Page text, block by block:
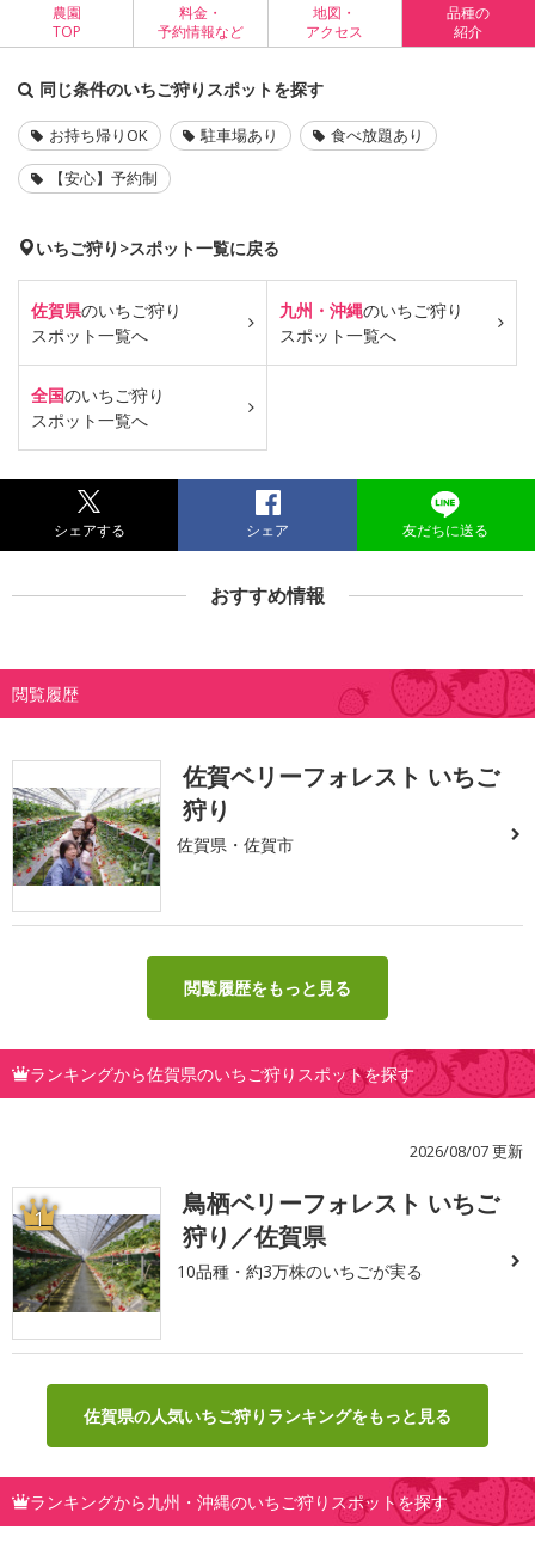
農園
TOP
料金・
予約情報など
地図・
アクセス
品種の
紹介
同じ条件のいちご狩りスポットを探す
お持ち帰りOK 駐車場あり
食べ放題あり
【安心】予約制
いちご狩り>スポット一覧に戻る
佐賀県のいちご狩り
スポット一覧へ
九州・沖縄のいちご狩り
スポット一覧へ
全国のいちご狩り
スポット一覧へ
シェアする シェア 友だちに送る
おすすめ情報
閲覧履歴
佐賀ベリーフォレスト いちご
狩り
佐賀県・佐賀市
閲覧履歴をもっと見る
ランキングから佐賀県のいちご狩りスポットを探す
2026/08/07 更新
1
鳥栖ベリーフォレスト いちご
狩り／佐賀県
10品種・約3万株のいちごが実る
佐賀県の人気いちご狩りランキングをもっと見る
ランキングから九州・沖縄のいちご狩りスポットを探す